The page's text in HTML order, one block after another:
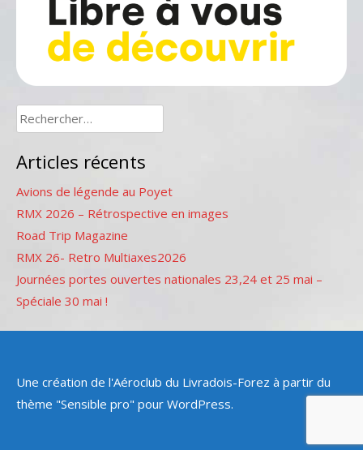
Rechercher :
Articles récents
Avions de légende au Poyet
RMX 2026 – Rétrospective en images
Road Trip Magazine
RMX 26- Retro Multiaxes2026
Journées portes ouvertes nationales 23,24 et 25 mai –
Spéciale 30 mai !
Une création de l'Aéroclub du Livradois-Forez à partir du
thème "Sensible pro" pour WordPress.